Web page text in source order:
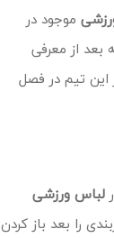
موجود در
بعد از معرفی
این تیم در فصل
لباس ورزشی
را بعد باز کردن